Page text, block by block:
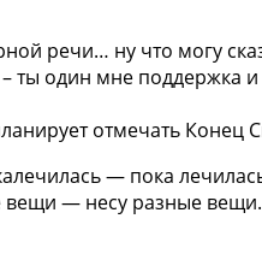
речи… ну что могу
ты один мне поддержка
отмечать Конец
— пока
— несу разные